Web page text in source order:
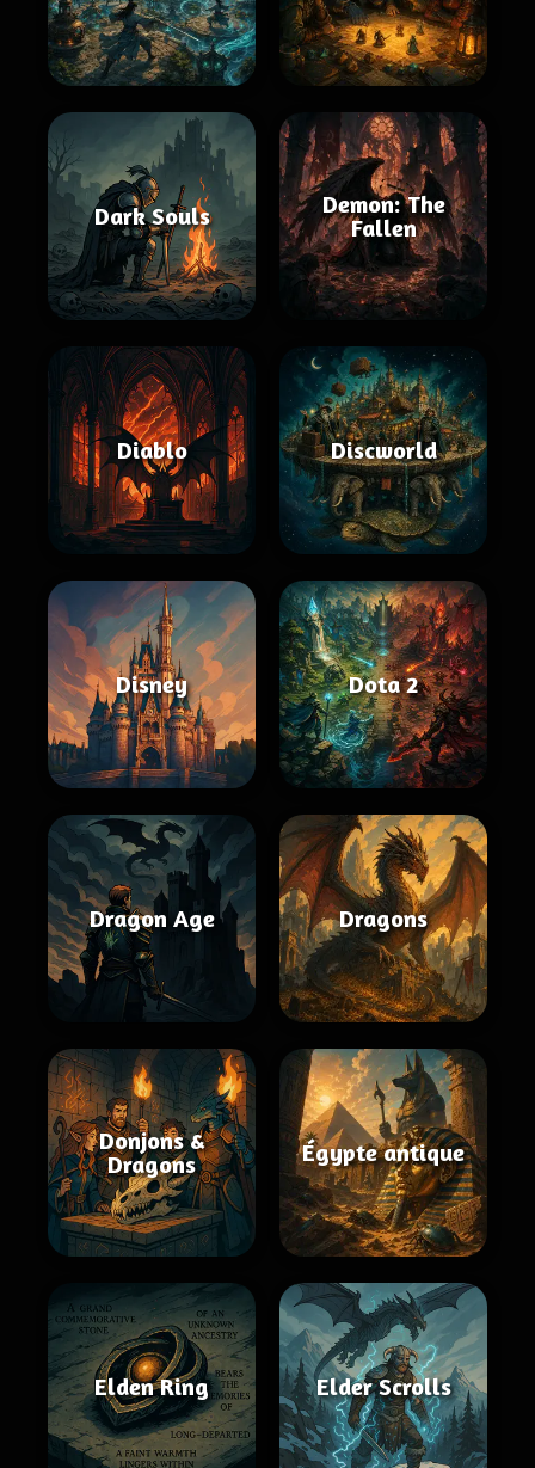
Dark Souls
Demon: The
Fallen
Diablo Discworld
Disney Dota 2
Dragon Age Dragons
Donjons &
Dragons
Égypte antique
Elden Ring Elder Scrolls